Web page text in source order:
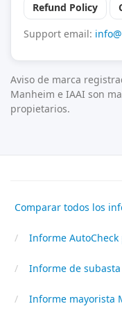
Refund Policy
Support email:
Aviso de marca
Manheim e IAAI son
propietarios.
Comparar todos los
Informe AutoCheck
Informe de
Informe mayorista